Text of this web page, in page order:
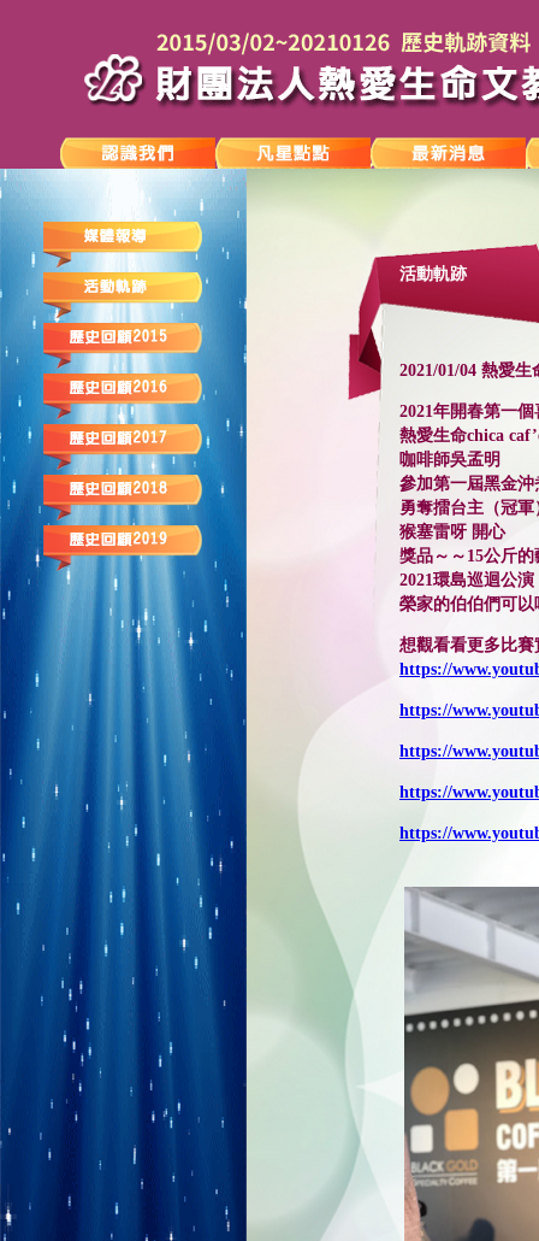
活動軌跡
2021/01/04 熱愛
2021年開春第一個
熱愛生命chica
咖啡師吳孟明
參加第一屆黑金沖
勇奪擂台主（冠軍
猴塞雷呀 開心
獎品～～15公斤的
2021環島巡迴公演
榮家的伯伯們可
想觀看看更多比賽
https://
https://
https://
https://
https://